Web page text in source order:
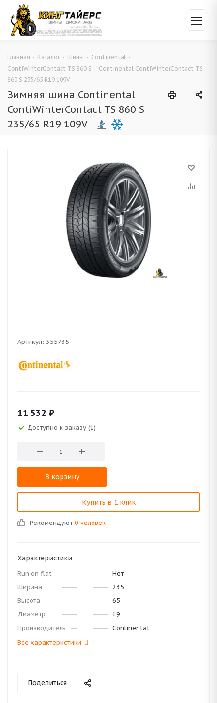
Главная - Каталог - Шины - Continental -
ContiWinterContact TS 860 S - Continental ContiWinterContact TS
860 S 235/65 R19 109V
Зимняя шина Continental
ContiWinterContact TS 860 S
235/65 R19 109V
Артикул: 355735
11 532 ₽
Доступно к заказу (1)
В корзину
Купить в 1 клик
Рекомендуют 0 человек
Характеристики
Run on flat
Нет
Ширина
235
Высота
65
Диаметр
19
Производитель
Continental
Все характеристики
Поделиться